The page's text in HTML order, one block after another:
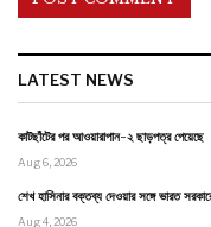
LATEST NEWS
কাটছাঁটের পর আওয়ারাপান-২ ছাড়পত্র পেয়েছে
Aug 6, 2026
শেখ হাসিনার বক্তব্য দেওয়ার সঙ্গে ভারত
Aug 4, 2026